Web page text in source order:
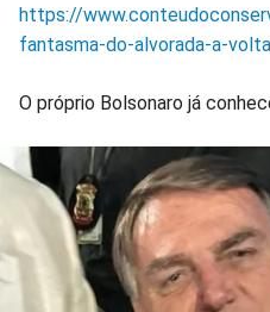
https://
fantasma-do-alvorada-a-
O próprio Bolsonaro já